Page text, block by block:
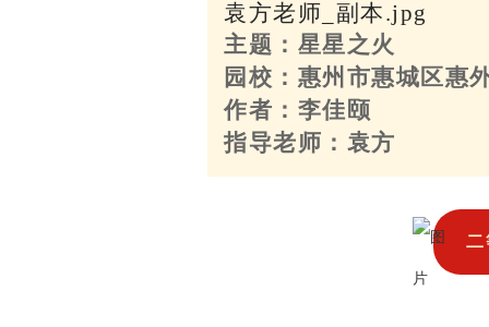
主题：星星之火
园校：惠州市惠城区惠
作者：李佳颐
指导老师：袁方
二